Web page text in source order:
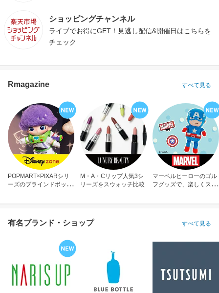
ショッピングチャンネル
ライブでお得にGET！見逃し配信&開催日はこちらを
チェック
Rmagazine すべて見る
POPMART×PIXARシリ
ーズのブラインドボック
M・A・Cリップ人気3シ
リーズをスウォッチ比較
マーベルヒーローのゴル
フグッズで、楽しくスコ
有名ブランド・ショップ すべて見る